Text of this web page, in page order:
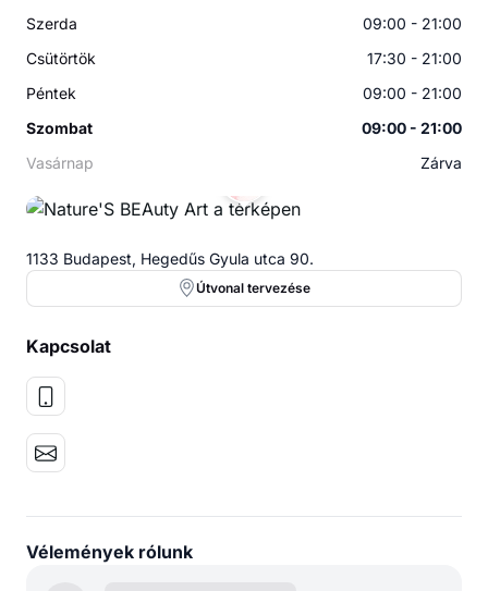
Szerda
09:00 - 21:00
Csütörtök
17:30 - 21:00
Péntek
09:00 - 21:00
Szombat
09:00 - 21:00
Vasárnap
Zárva
1133 Budapest, Hegedűs Gyula utca 90.
Útvonal tervezése
Kapcsolat
Vélemények rólunk